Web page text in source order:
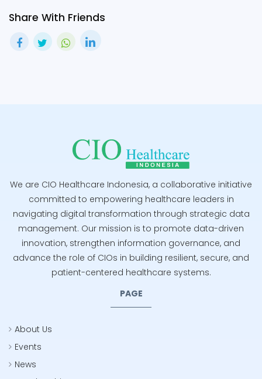
Share With Friends
We are CIO Healthcare Indonesia, a collaborative initiative
committed to empowering healthcare leaders in
navigating digital transformation through strategic data
management. Our mission is to promote data-driven
innovation, strengthen information governance, and
advance the role of CIOs in building resilient, secure, and
patient-centered healthcare systems.
PAGE
About Us
Events
News